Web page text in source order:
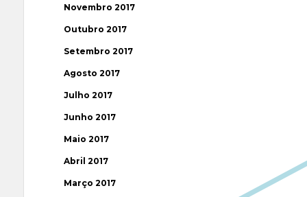
Novembro 2017
Outubro 2017
Setembro 2017
Agosto 2017
Julho 2017
Junho 2017
Maio 2017
Abril 2017
Março 2017